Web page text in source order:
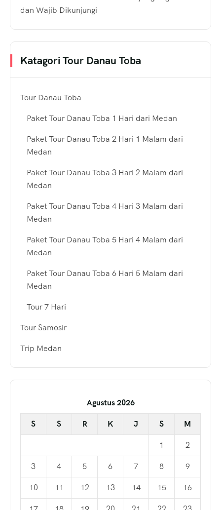
dan Wajib Dikunjungi
Katagori Tour Danau Toba
Tour Danau Toba
Paket Tour Danau Toba 1 Hari dari Medan
Paket Tour Danau Toba 2 Hari 1 Malam dari
Medan
Paket Tour Danau Toba 3 Hari 2 Malam dari
Medan
Paket Tour Danau Toba 4 Hari 3 Malam dari
Medan
Paket Tour Danau Toba 5 Hari 4 Malam dari
Medan
Paket Tour Danau Toba 6 Hari 5 Malam dari
Medan
Tour 7 Hari
Tour Samosir
Trip Medan
Agustus 2026
S S R K J S M
1 2
3 4 5 6 7 8 9
10 11 12 13 14 15 16